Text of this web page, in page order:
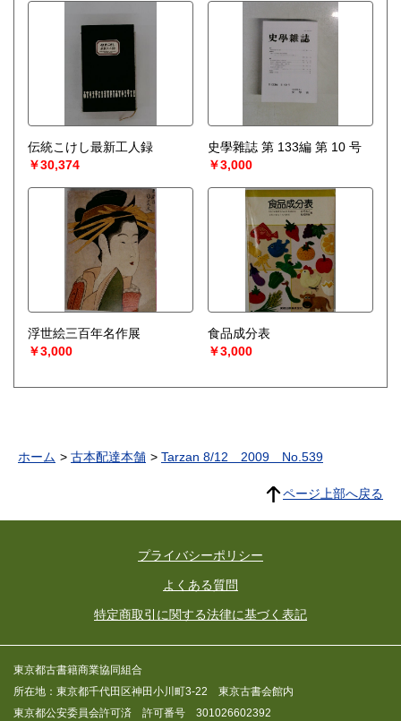
伝統こけし最新工人録
￥30,374
史學雜誌 第 133編 第 10 号
￥3,000
浮世絵三百年名作展
￥3,000
食品成分表
￥3,000
ホーム 古本配達本舗 Tarzan 8/12 2009 No.539
ページ上部へ戻る
プライバシーポリシー
よくある質問
特定商取引に関する法律に基づく表記
東京都古書籍商業協同組合
所在地：東京都千代田区神田小川町3-22 東京古書会館内
東京都公安委員会許可済 許可番号 301026602392